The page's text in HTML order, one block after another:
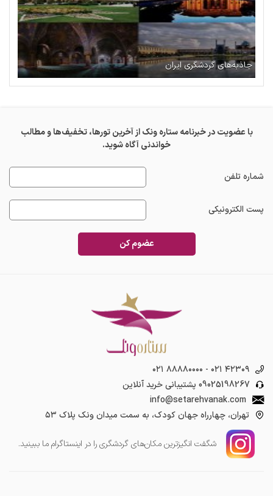
جاذبه‌های گردشگری ایران
با عضویت در خبرنامه ستاره ونک از آخرین تورها، تخفیف‌ها و مطالب
خواندنی آگاه شوید.
شماره تلفن
پست الکترونیکی
عضوم کن
۰۲۱ ۸۸۸۸۰۰۰۰ - ۰۲۱ ۴۲۳۰۹
09025198267 پشتیبانی خرید آنلاین
info@setarehvanak.com
تهران، چهارراه جهان کودک، به سمت میدان ونک پلاک ۵۳
شگفت انگیز‌ترین مکان‌های گردشگری را در اینستاگرام ما ببینید.